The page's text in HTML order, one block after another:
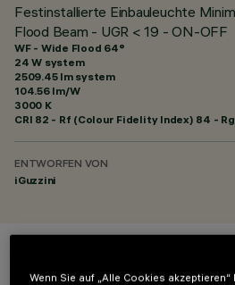
Festinstallierte Einbauleuchte
Flood Beam - UGR < 19 - ON-OFF
WF - Wide Flood 64°
24 W system
2509.45 lm system
104.56 lm/W
3000 K
CRI 82 - Rf (Colour Fidelity Index) 84 -
ENTWORFEN VON
iGuzzini
FARBE
Wenn Sie auf „Alle Cookies